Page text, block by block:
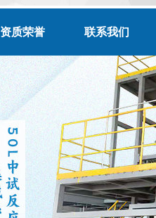
资质荣誉 联系我们